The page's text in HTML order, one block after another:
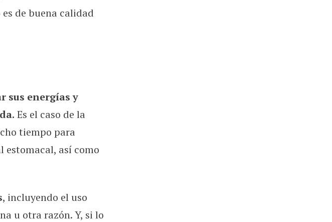
de buena calidad
sus energías y
Es el caso de la
tiempo para
estomacal, así como
, incluyendo el uso
u otra razón. Y, si lo